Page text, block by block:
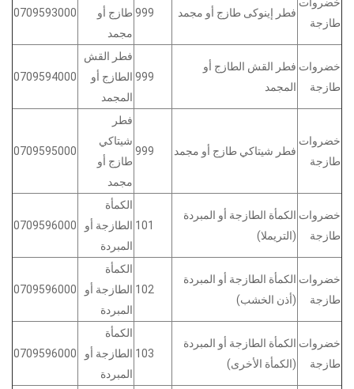
0709593000
طازج أو
مجمد
999 فطر إينوكى طازج أو مجمد
طازجة
0709594000
فطر القش
الطازج أو
المجمد
999
فطر القش الطازج أو
المجمد
خضروات
طازجة
0709595000
فطر
شيتاكي
طازج أو
مجمد
999 فطر شيتاكي طازج أو مجمد
خضروات
طازجة
0709596000
الكمأة
الطازجة أو
المبردة
101
الكمأة الطازجة أو المبردة
(التريملا)
خضروات
طازجة
0709596000
الكمأة
الطازجة أو
المبردة
102
الكمأة الطازجة أو المبردة
(أذن الخشب)
خضروات
طازجة
0709596000
الكمأة
الطازجة أو
المبردة
103
الكمأة الطازجة أو المبردة
(الكمأة الأخرى)
خضروات
طازجة